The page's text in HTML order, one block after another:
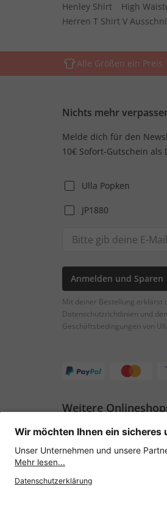
Henley Shirt High
Herren T Shirt V
Alle Größen ein Preis
Nichts mehr
Melde dich für den
10€ Sofort-Gutschein als
Ulla Popken
JP1880
Anmelden und Sparen
Mit deiner Bestellung erklärst
Datenschutzrichtlinien und
Geschäftsbedingungen von
Weitere
Österreich